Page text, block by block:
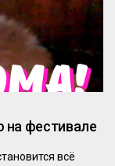
фестивале
всё